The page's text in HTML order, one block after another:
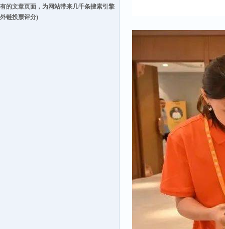
有的文章页面，为网站带来几千条搜索引擎
外链投票评分)